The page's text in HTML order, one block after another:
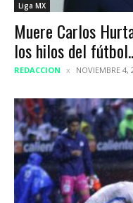
Liga MX
Muere Carlos
los hilos del
REDACCION NOVIEMBRE 4,